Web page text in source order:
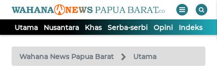
Utama Nusantara Khas Serba-serbi Opini Indeks
Wahana News Papua Barat Utama
TV
Tutup